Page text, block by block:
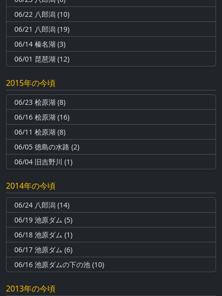
06/22 八郎潟 (10)
06/21 八郎潟 (19)
06/14 榛名湖 (3)
06/01 琵琶湖 (12)
2015年の今頃
06/23 桧原湖 (8)
06/16 桧原湖 (16)
06/11 桧原湖 (8)
06/05 徳島の水路 (2)
06/04 旧吉野川 (1)
2014年の今頃
06/24 八郎潟 (14)
06/19 池原ダム (5)
06/18 池原ダム (1)
06/17 池原ダム (6)
06/16 池原ダムの下の池 (10)
2013年の今頃